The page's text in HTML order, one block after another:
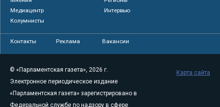
Медиацентр
Интервью
Колумнисты
Контакты Реклама Вакансии
© «Парламентская газета», 2026 г.
Электронное периодическое издание
«Парламентская газета» зарегистрировано в
Федеральной службе по надзору в сфере
Карта сайта